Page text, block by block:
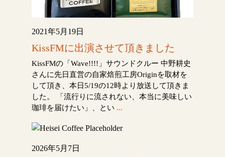
2021年5月19日
KissFMに出演させて頂きました
KissFMの「Wave!!!!」サウンドクルー 中野耕史
さんに先日直営の自家焙煎工房Originを取材を
して頂き、本日5/19の12時より放送して頂きま
した。 「流行りに流されない、本当に美味しい
珈琲を届けたい」、とい ...
2026年5月7日